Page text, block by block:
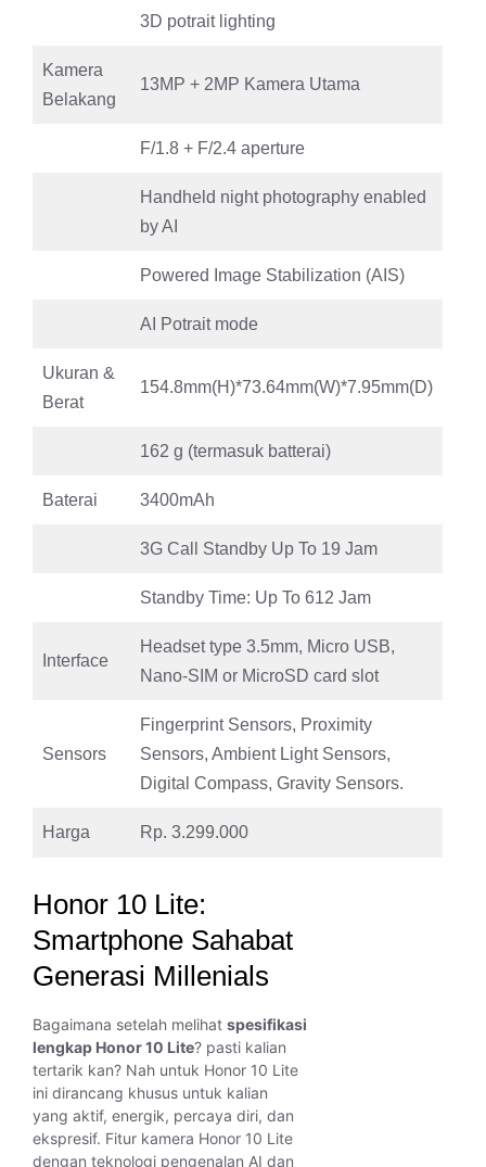
3D potrait lighting
Kamera
Belakang
13MP + 2MP Kamera Utama
F/1.8 + F/2.4 aperture
Handheld night photography enabled
by AI
Powered Image Stabilization (AIS)
AI Potrait mode
Ukuran &
Berat
154.8mm(H)*73.64mm(W)*7.95mm(D)
162 g (termasuk batterai)
Baterai 3400mAh
3G Call Standby Up To 19 Jam
Standby Time: Up To 612 Jam
Interface
Headset type 3.5mm, Micro USB,
Nano-SIM or MicroSD card slot
Sensors
Fingerprint Sensors, Proximity
Sensors, Ambient Light Sensors,
Digital Compass, Gravity Sensors.
Harga Rp. 3.299.000
Honor 10 Lite:
Smartphone Sahabat
Generasi Millenials
Bagaimana setelah melihat spesifikasi
lengkap Honor 10 Lite? pasti kalian
tertarik kan? Nah untuk Honor 10 Lite
ini dirancang khusus untuk kalian
yang aktif, energik, percaya diri, dan
ekspresif. Fitur kamera Honor 10 Lite
dengan teknologi pengenalan AI dan